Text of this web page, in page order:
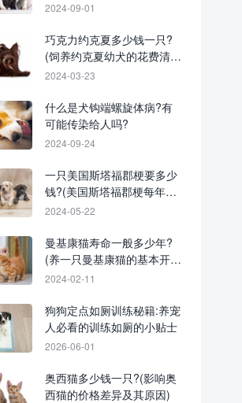
2024-09-01
巧克力约克夏多少钱一只?
(饲养约克夏幼犬的花费清
单)
2024-03-23
什么是犬钩端螺旋体病?有
可能传染给人吗?
2024-09-24
一只美国斯塔福郡梗要多少
钱?(美国斯塔福郡梗每年的
花费清单)
2024-05-22
曼基康猫寿命一般多少年?
(养一只曼基康猫的基本开
销)
2024-02-11
狗狗定点如厕训练秘籍:养宠
人必看的训练如厕的小贴士
2026-06-01
奥西猫多少钱一只?(影响奥
西猫的价格差异及其原因)